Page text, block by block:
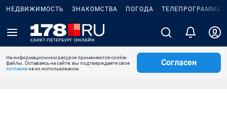
НЕДВИЖИМОСТЬ ЗНАКОМСТВА ПОГОДА ТЕЛЕПРОГРАММА
На информационном ресурсе применяются cookie-
файлы. Оставаясь на сайте, вы подтверждаете свое
согласиена их использование.
Согласен